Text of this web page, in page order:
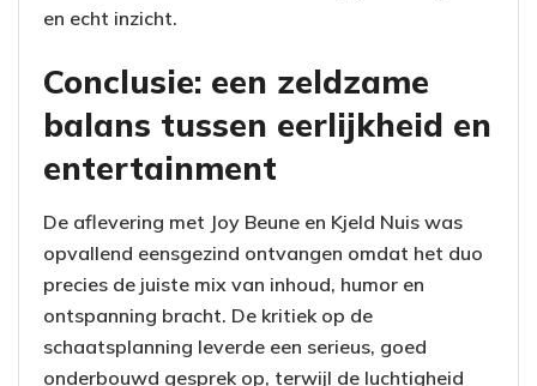
en echt inzicht.
Conclusie: een zeldzame
balans tussen eerlijkheid en
entertainment
De aflevering met Joy Beune en Kjeld Nuis was
opvallend eensgezind ontvangen omdat het duo
precies de juiste mix van inhoud, humor en
ontspanning bracht. De kritiek op de
schaatsplanning leverde een serieus, goed
onderbouwd gesprek op, terwijl de luchtigheid